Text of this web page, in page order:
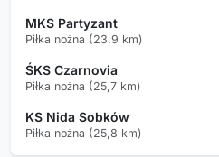
MKS Partyzant
Piłka nożna (23,9 km)
ŚKS Czarnovia
Piłka nożna (25,7 km)
KS Nida Sobków
Piłka nożna (25,8 km)